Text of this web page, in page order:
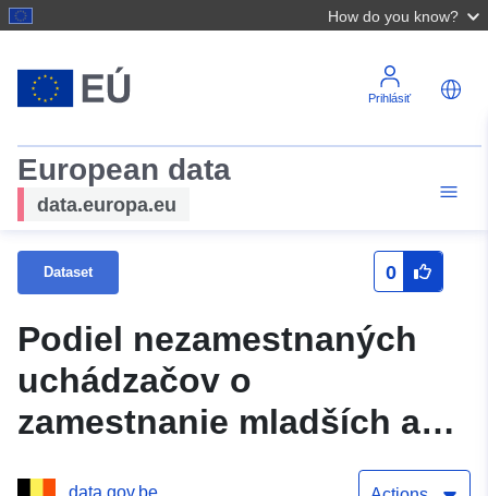
How do you know?
Prihlásiť
European data
data.europa.eu
Dataset 0
Podiel nezamestnaných
uchádzačov o
zamestnanie mladších ako
data.gov.be